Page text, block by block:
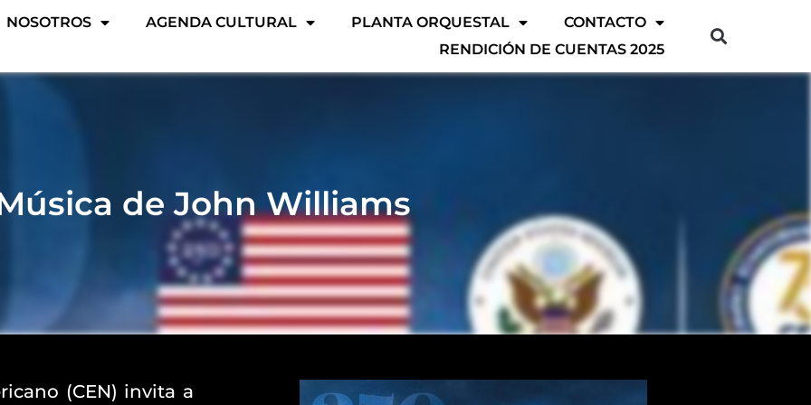
NOSOTROS AGENDA CULTURAL PLANTA ORQUESTAL
CONTACTO
RENDICIÓN DE CUENTAS 2025
de John Williams
(CEN) invita a